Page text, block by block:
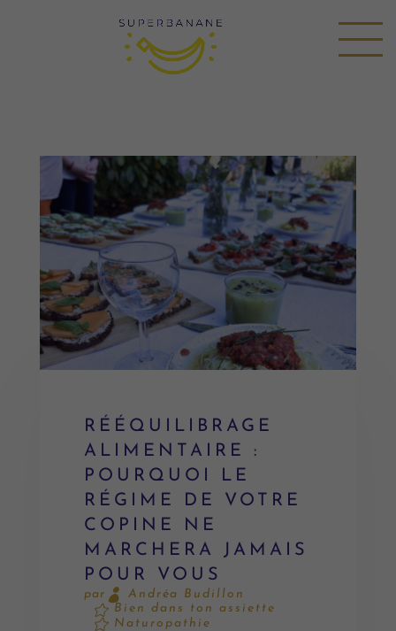
RÉÉQUILIBRAGE
ALIMENTAIRE :
POURQUOI LE
RÉGIME DE VOTRE
COPINE NE
MARCHERA JAMAIS
POUR VOUS
par
Andréa Budillon
Bien dans ton assiette
Naturopathie